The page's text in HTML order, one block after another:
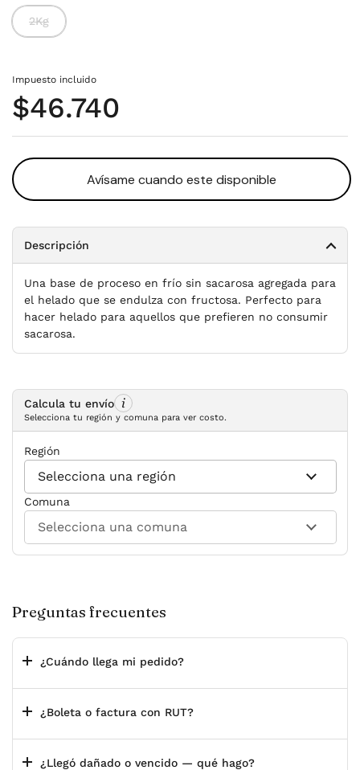
2Kg
Impuesto incluido
Precio normal
$46.740
Avísame cuando este disponible
Descripción
Una base de proceso en frío sin sacarosa agregada para
el helado que se endulza con fructosa. Perfecto para
hacer helado para aquellos que prefieren no consumir
sacarosa.
Calcula tu envío
Selecciona tu región y comuna para ver costo.
Región
Comuna
Preguntas frecuentes
¿Cuándo llega mi pedido?
¿Boleta o factura con RUT?
¿Llegó dañado o vencido — qué hago?